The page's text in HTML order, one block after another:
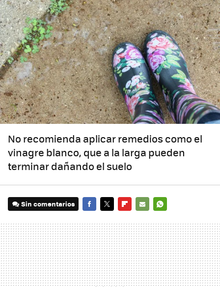
No recomienda aplicar remedios como el
vinagre blanco, que a la larga pueden
terminar dañando el suelo
Sin comentarios
MAIL